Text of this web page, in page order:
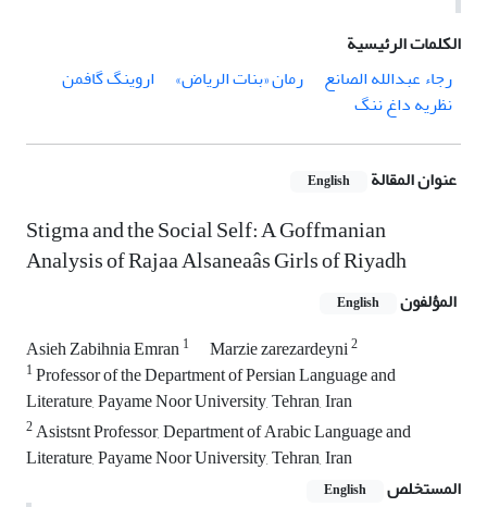
الكلمات الرئيسية
رجاء عبدالله الصانع
رمان «بنات الریاض»
اروینگ گافمن
نظریه داغ ننگ
عنوان المقالة English
Stigma and the Social Self: A Goffmanian
Analysis of Rajaa Alsaneaâs Girls of Riyadh
المؤلفون English
Asieh Zabihnia Emran1 Marzie zarezardeyni2
1Professor of the Department of Persian Language and
Literature, Payame Noor University, Tehran, Iran
2Asistsnt Professor, Department of Arabic Language and
Literature, Payame Noor University, Tehran, Iran
المستخلص
English